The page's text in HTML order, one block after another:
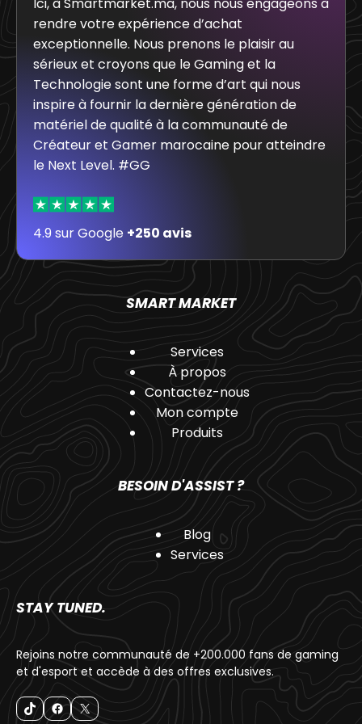
rendre votre expérience d’achat
exceptionnelle. Nous prenons le plaisir au
sérieux et croyons que le Gaming et la
Technologie sont une forme d’art qui nous
inspire à fournir la dernière génération de
matériel de qualité à la communauté de
Créateur et Gamer marocaine pour atteindre
le Next Level. #GG
4.9 sur Google +250 avis
SMART MARKET
Services
À propos
Contactez-nous
Mon compte
Produits
BESOIN D'ASSIST ?
Blog
Services
STAY TUNED.
Rejoins notre communauté de +200.000 fans de gaming
et d'esport et accède à des offres exclusives.